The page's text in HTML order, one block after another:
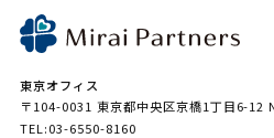
東京オフィス
〒104-0031 東京都中央区京橋1丁目6-12
TEL:03-6550-8160